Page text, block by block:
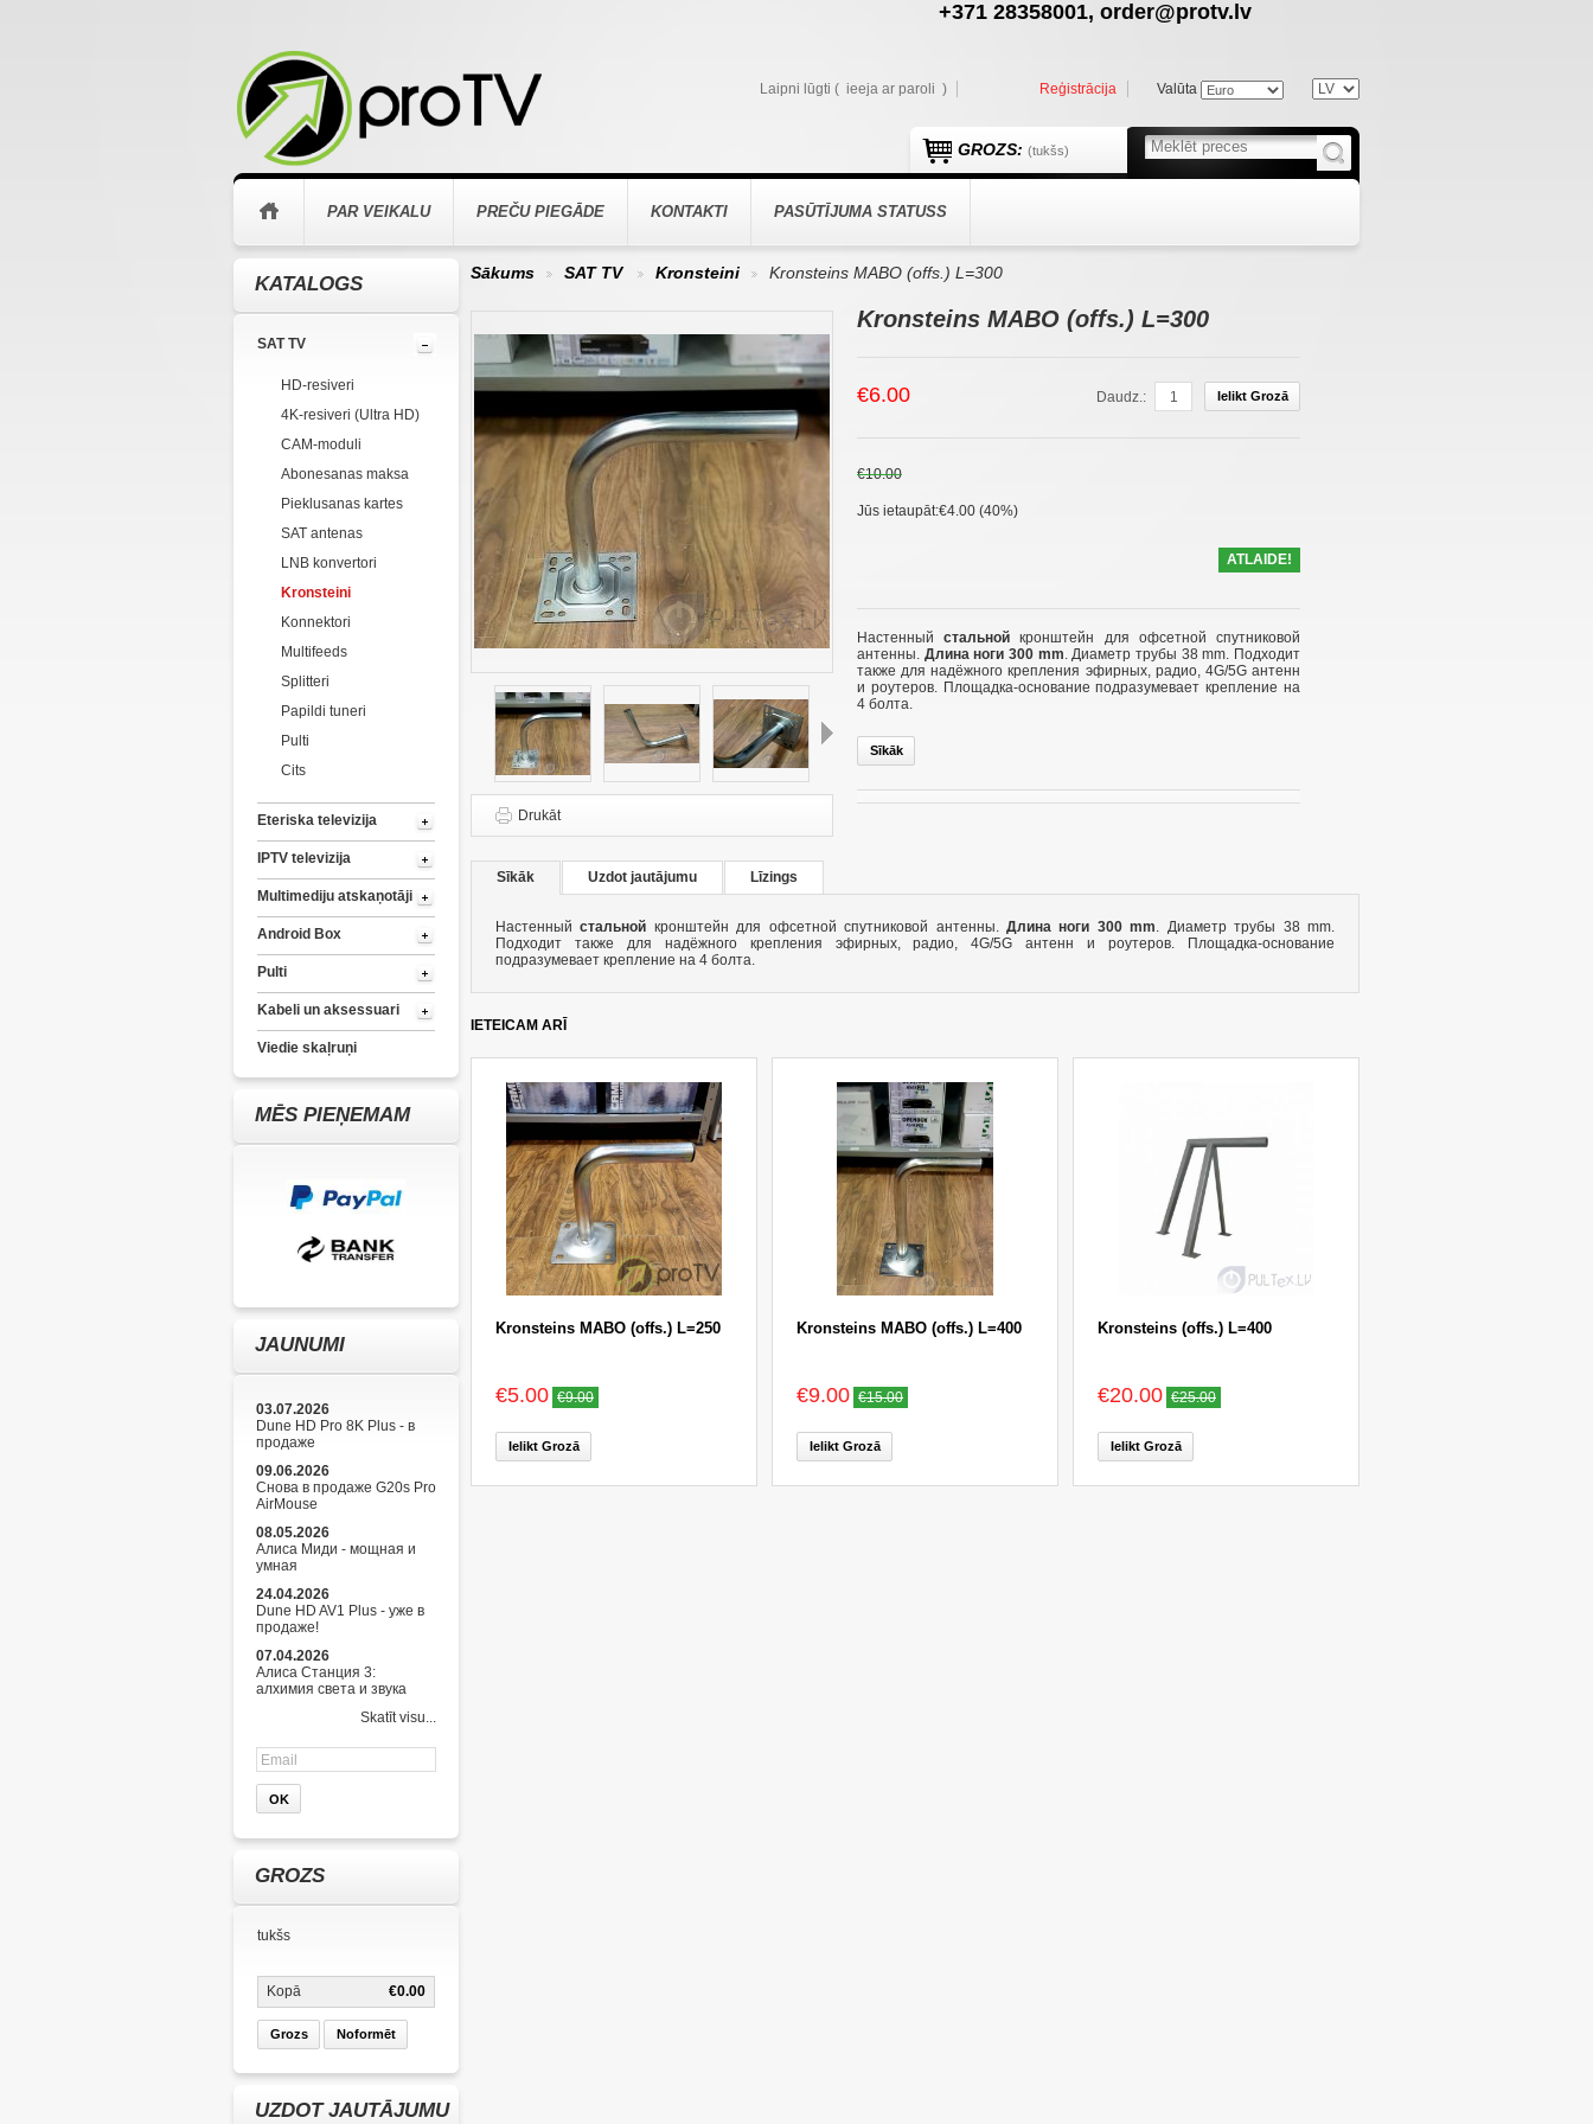
+371 28358001, order@protv.lv
Valūta
PAR VEIKALU PREČU PIEGĀDE KONTAKTI PASŪTĪJUMA STATUSS
GROZS: (tukšs)
Reģistrācija
Laipni lūgti ( ieeja ar paroli )
KATALOGS
SAT TV
HD-resiveri
4K-resiveri (Ultra HD)
CAM-moduli
Abonesanas maksa
Pieklusanas kartes
SAT antenas
LNB konvertori
Kronsteini
Konnektori
Multifeeds
Splitteri
Papildi tuneri
Pulti
Cits
Eteriska televizija
IPTV televizija
Multimediju atskaņotāji
Android Box
Pulti
Kabeli un aksessuari
Viedie skaļruņi
MĒS PIEŅEMAM
JAUNUMI
03.07.2026
Dune HD Pro 8K Plus - в
продаже
09.06.2026
Снова в продаже G20s Pro
AirMouse
08.05.2026
Алиса Миди - мощная и
умная
24.04.2026
Dune HD AV1 Plus - уже в
продаже!
07.04.2026
Алиса Станция 3:
алхимия света и звука
Skatīt visu...
GROZS
tukšs
€0.00
Kopā
Grozs Noformēt
UZDOT JAUTĀJUMU
Sākums
SAT TV
Kronsteini
Kronsteins MABO (offs.) L=300
След.
Drukāt
Kronsteins MABO (offs.) L=300
€6.00 Ielikt Grozā
Daudz.:
€10.00
Jūs ietaupāt:€4.00 (40%)
ATLAIDE!
Настенныйстальной кронштейн для офсетной спутниковой
антенны. Длина ноги 300 mm. Диаметр трубы 38 mm. Подходит
также для надёжного крепления эфирных, радио, 4G/5G антенн
и роутеров. Площадка-основание подразумевает крепление на
4 болта.
Sīkāk
Sīkāk Uzdot jautājumu Līzings
Настенныйстальной кронштейн для офсетной спутниковой антенны.Длина ноги 300 mm. Диаметр трубы 38 mm.
Подходит также для надёжного крепления эфирных, радио, 4G/5G антенн и роутеров. Площадка-основание
подразумевает крепление на 4 болта.
IETEICAM ARĪ
Kronsteins MABO (offs.) L=250
€5.00 €9.00
Ielikt Grozā
Kronsteins MABO (offs.) L=400
€9.00 €15.00
Ielikt Grozā
Kronsteins (offs.) L=400
€20.00 €25.00
Ielikt Grozā